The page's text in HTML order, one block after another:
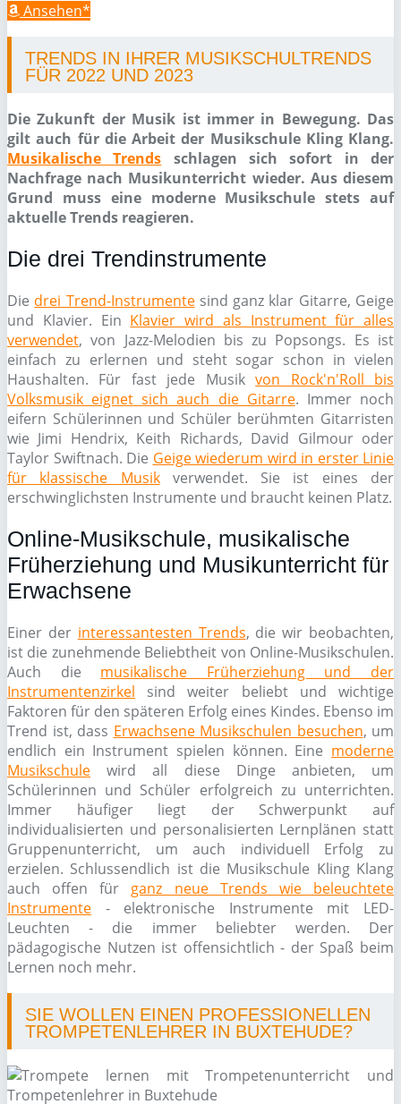
Ansehen*
TRENDS IN IHRER MUSIKSCHULTRENDS
FÜR 2022 UND 2023
Die Zukunft der Musik ist immer in Bewegung. Das
gilt auch für die Arbeit der Musikschule Kling Klang.
Musikalische Trends schlagen sich sofort in der
Nachfrage nach Musikunterricht wieder. Aus diesem
Grund muss eine moderne Musikschule stets auf
aktuelle Trends reagieren.
Die drei Trendinstrumente
Die drei Trend-Instrumentesind ganz klar Gitarre, Geige
und Klavier. Ein Klavier wird als Instrument für alles
verwendet, von Jazz-Melodien bis zu Popsongs. Es ist
einfach zu erlernen und steht sogar schon in vielen
Haushalten. Für fast jede Musikvon Rock'n'Roll bis
Volksmusik eignet sich auch die Gitarre. Immer noch
eifern Schülerinnen und Schüler berühmten Gitarristen
wie Jimi Hendrix, Keith Richards, David Gilmour oder
Taylor Swiftnach. Die Geige wiederum wird in erster Linie
für klassische Musikverwendet. Sie ist eines der
erschwinglichsten Instrumente und braucht keinen Platz.
Online-Musikschule, musikalische
Früherziehung und Musikunterricht für
Erwachsene
Einer der interessantesten Trends, die wir beobachten,
ist die zunehmende Beliebtheit von Online-Musikschulen.
Auch die musikalische Früherziehung und der
Instrumentenzirkel sind weiter beliebt und wichtige
Faktoren für den späteren Erfolg eines Kindes. Ebenso im
Trend ist, dass Erwachsene Musikschulen besuchen, um
endlich ein Instrument spielen können. Eine moderne
Musikschule wird all diese Dinge anbieten, um
Schülerinnen und Schüler erfolgreich zu unterrichten.
Immer häufiger liegt der Schwerpunkt auf
individualisierten und personalisierten Lernplänen statt
Gruppenunterricht, um auch individuell Erfolg zu
erzielen. Schlussendlich ist die Musikschule Kling Klang
auch offen für ganz neue Trends wie beleuchtete
Instrumente - elektronische Instrumente mit LED-
Leuchten - die immer beliebter werden. Der
pädagogische Nutzen ist offensichtlich - der Spaß beim
Lernen noch mehr.
SIE WOLLEN EINEN PROFESSIONELLEN
TROMPETENLEHRER IN BUXTEHUDE?